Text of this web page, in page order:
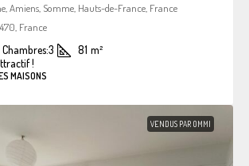
Amiens, Somme, Hauts-de-France, France
France
Chambres:3 81 m²
!
MAISONS
VENDUS PAR OMMI